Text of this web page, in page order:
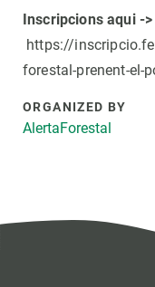
Inscripcions aqui ->
https://
forestal-prenent-el-
ORGANIZED BY
AlertaForestal